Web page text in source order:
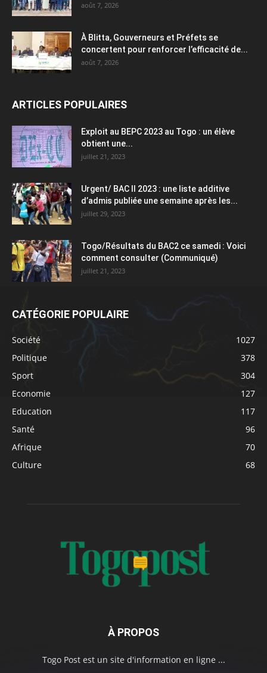
août 7, 2026
À Blitta, Gouverneurs et Préfets se
concertent pour renforcer l’efficacité de...
août 7, 2026
ARTICLES POPULAIRES
Exploit au BEPC 2023 au Togo : un élève
obtient une...
juillet 21, 2023
Urgent/ BAC II 2023 : une liste additive
d’admis publiée une semaine après les...
juillet 29, 2023
Togo/Résultats du BAC2 ce samedi : Voici
comment consulter (Communiqué)
juillet 21, 2023
CATÉGORIE POPULAIRE
Société
1027
Politique
378
Sport
304
Economie
127
Education
117
Santé
96
Afrique
70
Culture
68
À PROPOS
Togo Post est un site d'information en ligne ...